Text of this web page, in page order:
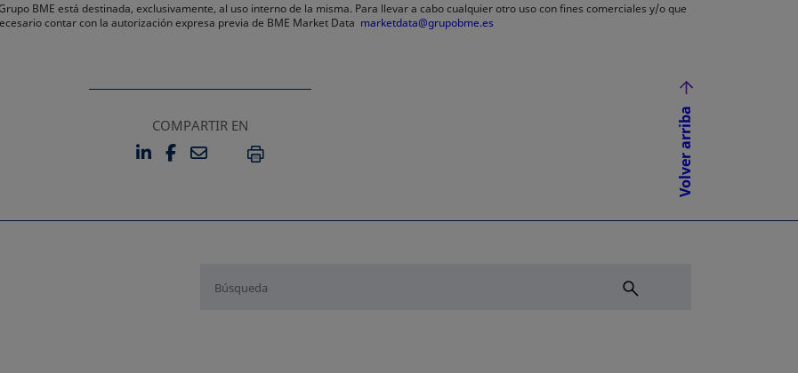
BME está destinada, exclusivamente, al uso interno de la misma. Para llevar a cabo cualquier otro uso con fines comerciales y/o que
contar con la autorización expresa previa de BME Market Data marketdata@grupobme.es
COMPARTIR EN
LINKEDIN
SE ABRE EN UNA PESTAÑA NUEVA
FACEBOOK
SE ABRE EN UNA PESTAÑA NUEVA
EMAILIMPRIMIR Volver arriba